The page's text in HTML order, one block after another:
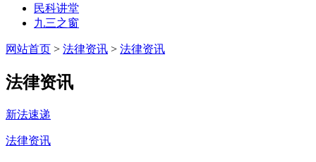
民科讲堂
九三之窗
网站首页 > 法律资讯 > 法律资讯
法律资讯
新法速递
法律资讯